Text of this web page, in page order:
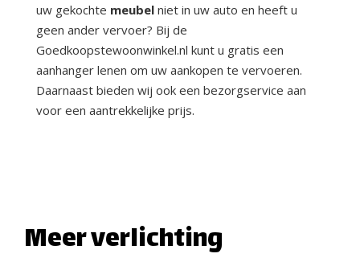
uw gekochte meubel niet in uw auto en heeft u
geen ander vervoer? Bij de
Goedkoopstewoonwinkel.nl kunt u gratis een
aanhanger lenen om uw aankopen te vervoeren.
Daarnaast bieden wij ook een bezorgservice aan
voor een aantrekkelijke prijs.
Meer verlichting